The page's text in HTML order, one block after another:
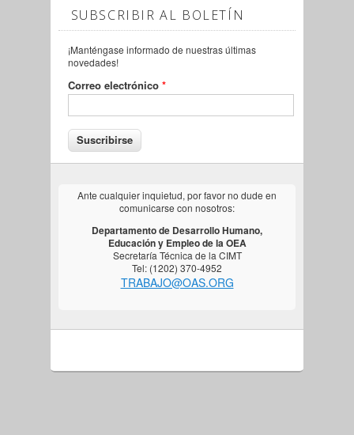
SUBSCRIBIR AL BOLETÍN
¡Manténgase informado de nuestras últimas
novedades!
Correo electrónico *
Ante cualquier inquietud, por favor no dude en
comunicarse con nosotros:
Departamento de Desarrollo Humano,
Educación y Empleo de la OEA
Secretaría Técnica de la CIMT
Tel: (1202) 370-4952
TRABAJO@OAS.ORG